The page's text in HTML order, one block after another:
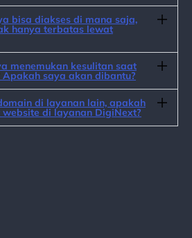
bisa diakses di mana saja,
hanya terbatas lewat
menemukan kesulitan saat
saya akan dibantu?
di layanan lain, apakah
di layanan DigiNext?